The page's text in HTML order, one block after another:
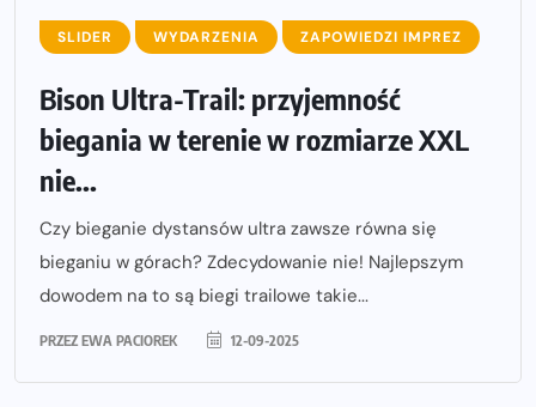
SLIDER WYDARZENIA ZAPOWIEDZI IMPREZ
Bison Ultra-Trail: przyjemność
biegania w terenie w rozmiarze XXL
nie...
Czy bieganie dystansów ultra zawsze równa się
bieganiu w górach? Zdecydowanie nie! Najlepszym
dowodem na to są biegi trailowe takie...
PRZEZ EWA PACIOREK 12-09-2025